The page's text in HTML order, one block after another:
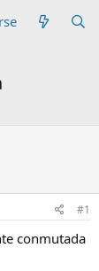
#1
conmutada